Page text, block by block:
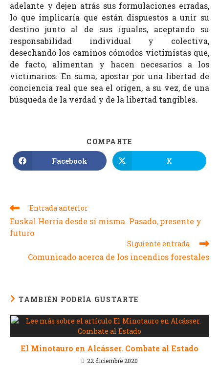
adelante y dejen atrás sus formulaciones erradas,
lo que implicaría que están dispuestos a unir su
destino junto al de sus iguales, aceptando su
responsabilidad individual y colectiva,
desechando los caminos cómodos victimistas que,
de facto, alimentan y hacen necesarios a los
victimarios. En suma, apostar por una libertad de
conciencia real que sea el origen, a su vez, de una
búsqueda de la verdad y de la libertad tangibles.
COMPARTE
Facebook X
Entrada anterior
Euskal Herria desde sí misma. Pasado, presente y
futuro
Siguiente entrada
Comunicado acerca de los incendios forestales
TAMBIÉN PODRÍA GUSTARTE
El Minotauro en Alcásser. Combate al Estado
22 diciembre 2020